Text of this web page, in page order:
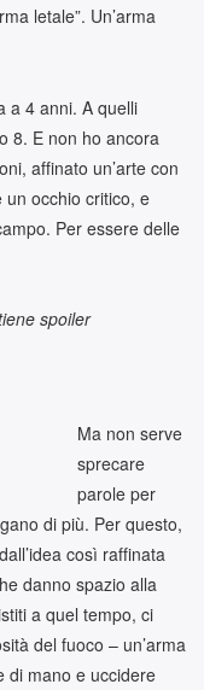
letale”. Un’arma
a 4 anni. A quelli
8. E non ho ancora
affinato un’arte con
un occhio critico, e
Per essere delle
spoiler
Ma non serve
sprecare
parole per
di più. Per questo,
così raffinata
danno spazio alla
a quel tempo, ci
del fuoco – un’arma
di mano e uccidere